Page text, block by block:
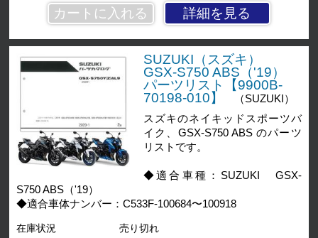
詳細を見る
SUZUKI（スズキ）
GSX-S750 ABS（'19）
パーツリスト【9900B-
70198-010】
（SUZUKI）
スズキのネイキッドスポーツバ
イク、GSX-S750 ABS のパーツ
リストです。
◆適合車種：SUZUKI GSX-
S750 ABS（'19）
◆適合車体ナンバー：C533F-100684〜100918
在庫状況 売り切れ